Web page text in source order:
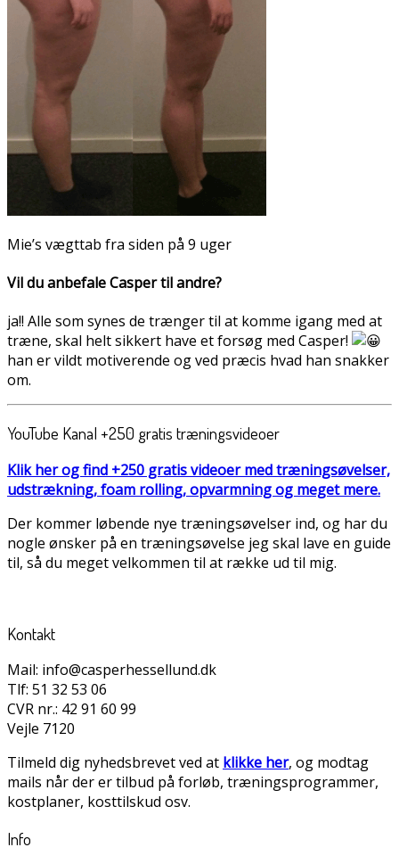
Mie’s vægttab fra siden på 9 uger
Vil du anbefale Casper til andre?
ja!! Alle som synes de trænger til at komme igang med at
træne, skal helt sikkert have et forsøg med Casper!
han er vildt motiverende og ved præcis hvad han snakker
om.
YouTube Kanal +250 gratis træningsvideoer
Klik her og find +250 gratis videoer med træningsøvelser,
udstrækning, foam rolling, opvarmning og meget mere.
Der kommer løbende nye træningsøvelser ind, og har du
nogle ønsker på en træningsøvelse jeg skal lave en guide
til, så du meget velkommen til at række ud til mig.
Kontakt
Mail: info@casperhessellund.dk
Tlf: 51 32 53 06
CVR nr.: 42 91 60 99
Vejle 7120
Tilmeld dig nyhedsbrevet ved at klikke her, og modtag
mails når der er tilbud på forløb, træningsprogrammer,
kostplaner, kosttilskud osv.
Info